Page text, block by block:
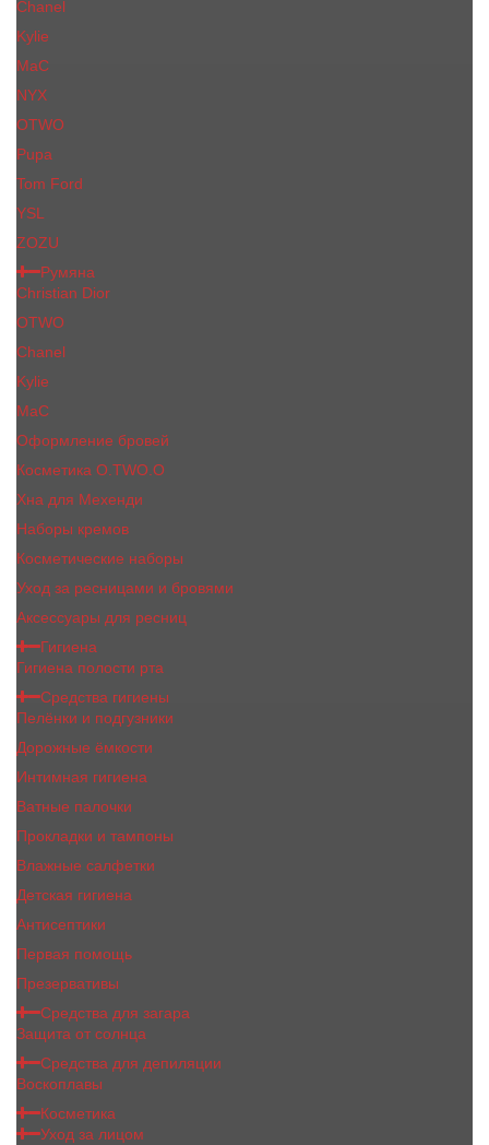
Chanel
Kylie
MaC
NYX
OTWO
Pupa
Tom Ford
YSL
ZOZU
Румяна
Christian Dior
OTWO
Сhanеl
Kylie
MaC
Оформление бровей
Косметика O.TWO.O
Хна для Мехенди
Наборы кремов
Косметические наборы
Уход за ресницами и бровями
Аксессуары для ресниц
Гигиена
Гигиена полости рта
Средства гигиены
Пелёнки и подгузники
Дорожные ёмкости
Интимная гигиена
Ватные палочки
Прокладки и тампоны
Влажные салфетки
Детская гигиена
Антисептики
Первая помощь
Презервативы
Средства для загара
Защита от солнца
Средства для депиляции
Воскоплавы
Косметика
Уход за лицом